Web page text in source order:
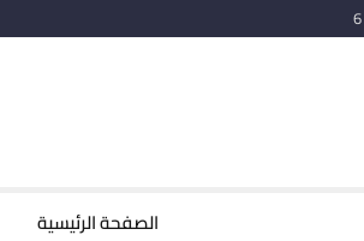
الصفحة الرئيسية